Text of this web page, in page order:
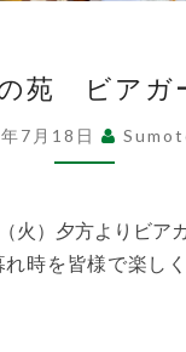
け
ぼ
の
ビ
ア
苑 ビアガ
7月18日
火）夕方よりビア
れ時を皆様で楽し